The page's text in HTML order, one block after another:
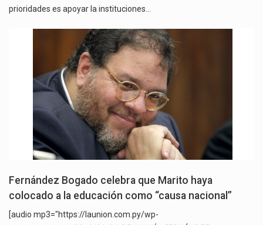
prioridades es apoyar la instituciones…
Fernández Bogado celebra que Marito haya
colocado a la educación como “causa nacional”
[audio mp3="https://launion.com.py/wp-